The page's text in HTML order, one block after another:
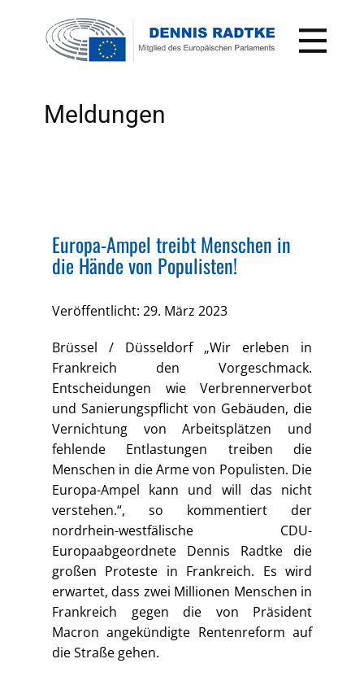
Meldungen
Europa-Ampel treibt Menschen in
die Hände von Populisten!
Veröffentlicht: 29. März 2023
Brüssel / Düsseldorf „Wir erleben in
Frankreich den Vorgeschmack.
Entscheidungen wie Verbrennerverbot
und Sanierungspflicht von Gebäuden, die
Vernichtung von Arbeitsplätzen und
fehlende Entlastungen treiben die
Menschen in die Arme von Populisten. Die
Europa-Ampel kann und will das nicht
verstehen.“, so kommentiert der
nordrhein-westfälische CDU-
Europaabgeordnete Dennis Radtke die
großen Proteste in Frankreich. Es wird
erwartet, dass zwei Millionen Menschen in
Frankreich gegen die von Präsident
Macron angekündigte Rentenreform auf
die Straße gehen.